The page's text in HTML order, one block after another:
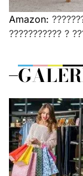
Amazon:
??????????? ?